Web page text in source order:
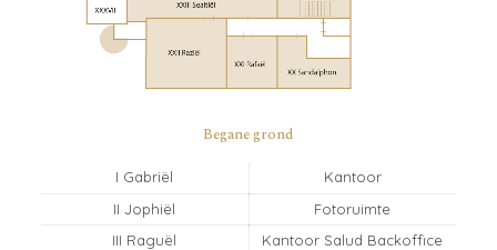
Begane grond
I Gabriël
Kantoor
II Jophiël
Fotoruimte
III Raguël
Kantoor Salud Backoffice